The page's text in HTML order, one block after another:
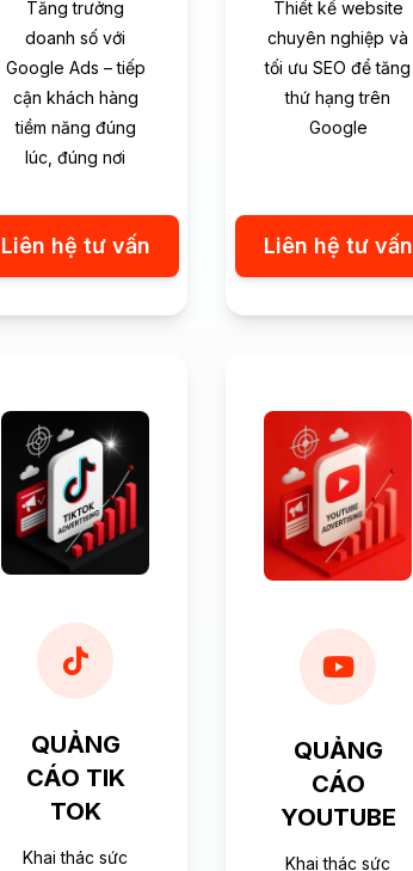
Tăng trưởng
doanh số với
Google Ads – tiếp
cận khách hàng
tiềm năng đúng
lúc, đúng nơi
Liên hệ tư vấn
Thiết kế website
chuyên nghiệp và
tối ưu SEO để tăng
thứ hạng trên
Google
Liên hệ tư vấn
QUẢNG
CÁO TIK
TOK
Khai thác sức
QUẢNG
CÁO
YOUTUBE
Khai thác sức